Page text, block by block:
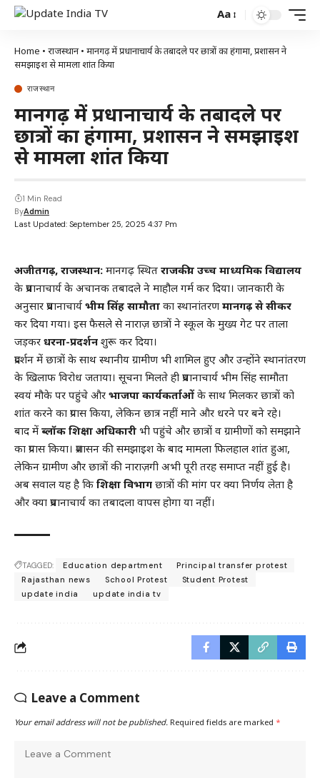
Aa
Home • राजस्थान• मानगढ़ में प्रधानाचार्य के तबादले पर छात्रों का हंगामा, प्रशासन ने
समझाइश से मामला शांत किया
राजस्थान
मानगढ़ में प्रधानाचार्य के तबादले पर
छात्रों का हंगामा, प्रशासन ने समझाइश
से मामला शांत किया
Last Updated: September 25, 2025 4:37 Pm
ByAdmin
1 Min Read
अजीतगढ़, राजस्थान: मानगढ़ स्थित राजकीय उच्च माध्यमिक विद्यालय
के प्रधानाचार्य के अचानक तबादले ने माहौल गर्म कर दिया। जानकारी के
अनुसार प्रधानाचार्य भीम सिंह सामौता का स्थानांतरण मानगढ़ से सीकर
कर दिया गया। इस फैसले से नाराज़ छात्रों ने स्कूल के मुख्य गेट पर ताला
जड़कर धरना-प्रदर्शन शुरू कर दिया।
प्रदर्शन में छात्रों के साथ स्थानीय ग्रामीण भी शामिल हुए और उन्होंने स्थानांतरण
के खिलाफ विरोध जताया। सूचना मिलते ही प्रधानाचार्य भीम सिंह सामौता
स्वयं मौके पर पहुंचे और भाजपा कार्यकर्ताओं के साथ मिलकर छात्रों को
शांत करने का प्रयास किया, लेकिन छात्र नहीं माने और धरने पर बने रहे।
बाद में ब्लॉक शिक्षा अधिकारी भी पहुंचे और छात्रों व ग्रामीणों को समझाने
का प्रयास किया। प्रशासन की समझाइश के बाद मामला फिलहाल शांत हुआ,
लेकिन ग्रामीण और छात्रों की नाराज़गी अभी पूरी तरह समाप्त नहीं हुई है।
अब सवाल यह है कि शिक्षा विभाग छात्रों की मांग पर क्या निर्णय लेता है
और क्या प्रधानाचार्य का तबादला वापस होगा या नहीं।
TAGGED: Education department
Principal transfer protest
Rajasthan news
School Protest
Student Protest
update india
update india tv
Leave a Comment
Your email address will not be published. Required fields are marked *